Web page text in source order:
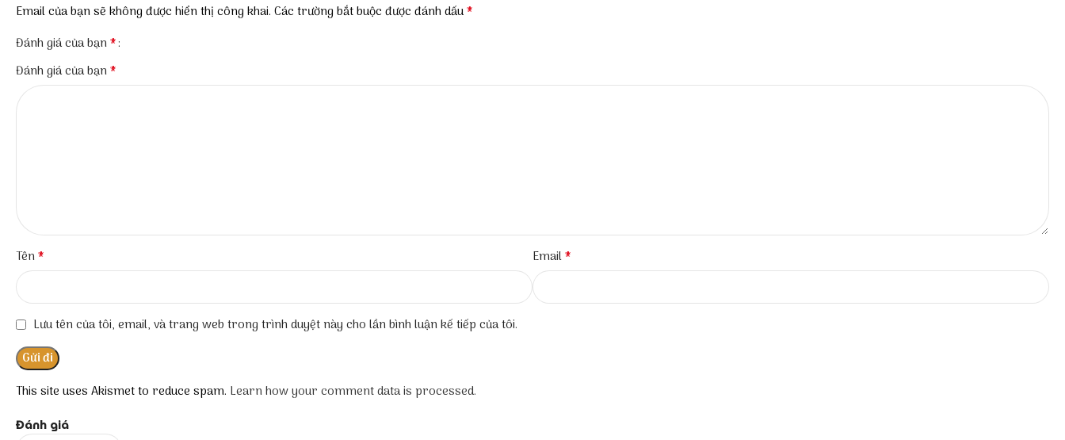
Đánh giá
Email của bạn sẽ không được hiển thị công khai. Các trường bắt buộc được đánh dấu*
Đánh giá của bạn*
Đánh giá của bạn*
Tên* Email*
Lưu tên của tôi, email, và trang web trong trình duyệt này cho lần bình luận kế tiếp của tôi.
This site uses Akismet to reduce spam. Learn how your comment data is processed.